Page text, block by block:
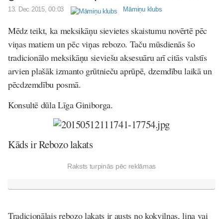
13. Dec 2015, 00:03 Māmiņu klubs
Mēdz teikt, ka meksikāņu sievietes skaistumu novērtē pēc
viņas matiem un pēc viņas rebozo. Taču mūsdienās šo
tradicionālo meksikāņu sieviešu aksesuāru arī citās valstīs
arvien plašāk izmanto grūtnieču aprūpē, dzemdību laikā un
pēcdzemdību posmā.
Konsultē dūla Līga Giniborga.
Kāds ir Rebozo lakats
Raksts turpinās pēc reklāmas
Tradicionālais rebozo lakats ir austs no kokvilnas, lina vai